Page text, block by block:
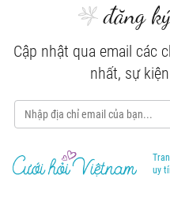
đăng
Cập nhật qua email các
nhất, sự
uy